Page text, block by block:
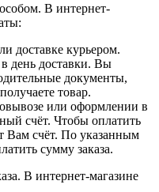
В интернет-
доставке курьером.
день доставки. Вы
документы,
товар.
или оформлении в
счёт. Чтобы оплатить
Вам счёт. По указанным
сумму заказа.
В интернет-магазине